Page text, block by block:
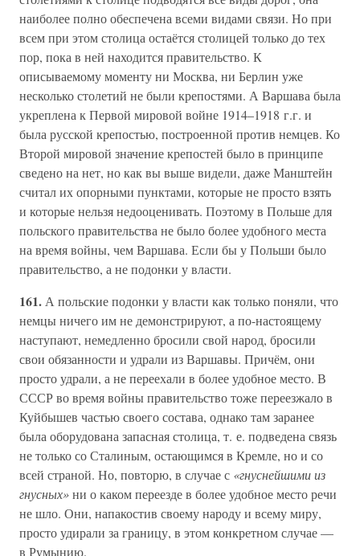
наиболее полно обеспечена всеми видами связи. Но при
всем при этом столица остаётся столицей только до тех
пор, пока в ней находится правительство. К
описываемому моменту ни Москва, ни Берлин уже
несколько столетий не были крепостями. А Варшава была
укреплена к Первой мировой войне 1914–1918 г.г. и
была русской крепостью, построенной против немцев. Ко
Второй мировой значение крепостей было в принципе
сведено на нет, но как вы выше видели, даже Манштейн
считал их опорными пунктами, которые не просто взять
и которые нельзя недооценивать. Поэтому в Польше для
польского правительства не было более удобного места
на время войны, чем Варшава. Если бы у Польши было
правительство, а не подонки у власти.
161. А польские подонки у власти как только поняли, что
немцы ничего им не демонстрируют, а по-настоящему
наступают, немедленно бросили свой народ, бросили
свои обязанности и удрали из Варшавы. Причём, они
просто удрали, а не переехали в более удобное место. В
СССР во время войны правительство тоже переезжало в
Куйбышев частью своего состава, однако там заранее
была оборудована запасная столица, т. е. подведена связь
не только со Сталиным, остающимся в Кремле, но и со
всей страной. Но, повторю, в случае с «гнуснейшими из
гнусных»ни о каком переезде в более удобное место речи
не шло. Они, напакостив своему народу и всему миру,
просто удирали за границу, в этом конкретном случае —
в Румынию.